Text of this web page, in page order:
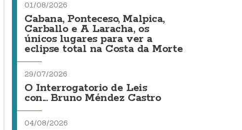
01/08/2026
Cabana, Ponteceso, Malpica,
Carballo e A Laracha, os
únicos lugares para ver a
eclipse total na Costa da Morte
29/07/2026
O Interrogatorio de Leis
con... Bruno Méndez Castro
04/08/2026